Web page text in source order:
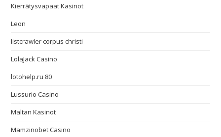
Kierrätysvapaat Kasinot
Leon
listcrawler corpus christi
LolaJack Casino
lotohelp.ru 80
Lussurio Casino
Maltan Kasinot
Mamzinobet Casino